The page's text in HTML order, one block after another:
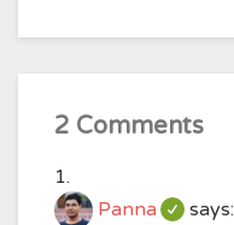
2 Comments
Panna says: